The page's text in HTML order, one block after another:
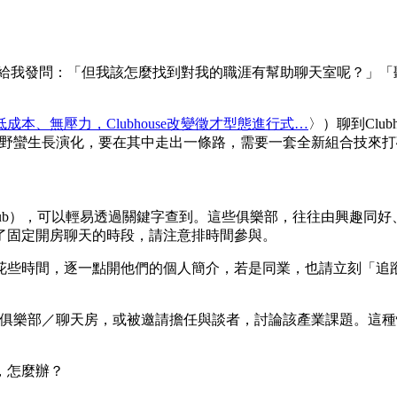
發問：「但我該怎麼找到對我的職涯有幫助聊天室呢？」
本、無壓力，Clubhouse改變徵才型態進行式…〉）聊到
蠻生長演化，要在其中走出一條路，需要一套全新組合技來
，可以輕易透過關鍵字查到。這些俱樂部，往往由興趣同
定開房聊天的時段，請注意排時間參與。
時間，逐一點開他們的個人簡介，若是同業，也請立刻「
樂部／聊天房，或被邀請擔任與談者，討論該產業課題。這
怎麼辦？